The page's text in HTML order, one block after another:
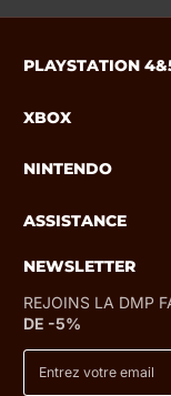
PLAYSTATION
XBOX
NINTENDO
ASSISTANCE
NEWSLETTER
REJOINS LA DMP
DE -5%
Entrez votre email